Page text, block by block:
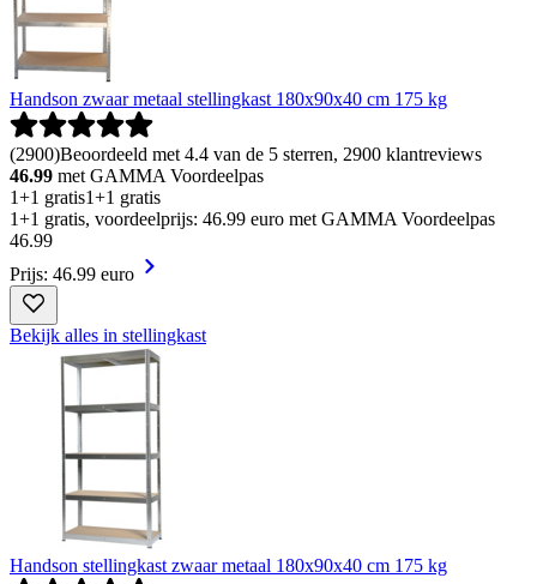
Handson zwaar metaal stellingkast 180x90x40 cm 175 kg
(2900)Beoordeeld met 4.4 van de 5 sterren, 2900 klantreviews
46.99 met GAMMA Voordeelpas
1+1 gratis1+1 gratis
1+1 gratis, voordeelprijs: 46.99 euro met GAMMA Voordeelpas
46.99
Prijs: 46.99 euro
Bekijk alles in stellingkast
Handson stellingkast zwaar metaal 180x90x40 cm 175 kg